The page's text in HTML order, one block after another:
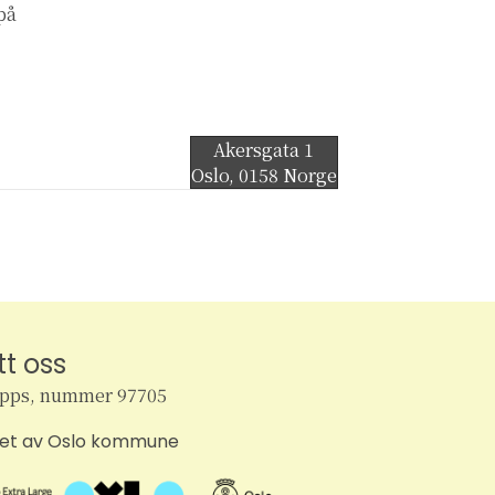
Akersgata 1
Oslo, 0158 Norge
oss
nummer 97705
av Oslo kommune